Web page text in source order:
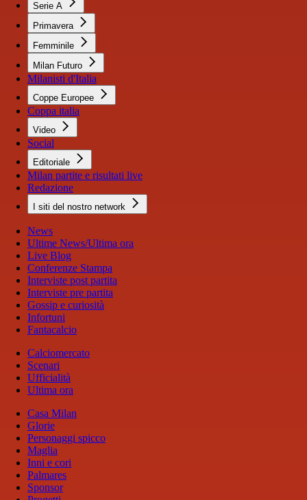
Serie A
Primavera
Femminile
Milan Futuro
Milanisti d'Italia
Coppe Europee
Coppa italia
Video
Social
Editoriale
Milan partite e risultati live
Redazione
I siti del nostro network
News
Ultime News/Ultima ora
Live Blog
Conferenze Stampa
Interviste post partita
Interviste pre partita
Gossip e curiosità
Infortuni
Fantacalcio
Calciomercato
Scenari
Ufficialità
Ultima ora
Casa Milan
Glorie
Personaggi spicco
Maglia
Inni e cori
Palmares
Sponsor